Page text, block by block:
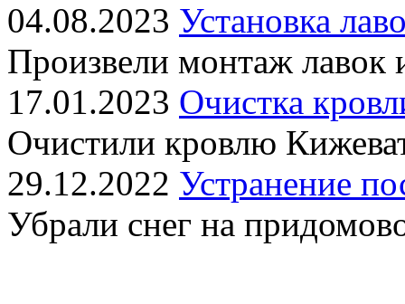
04.08.2023 Установка
Произвели монтаж
17.01.2023 Очистка
Очистили кровлю
29.12.2022 Устранение
Убрали снег на